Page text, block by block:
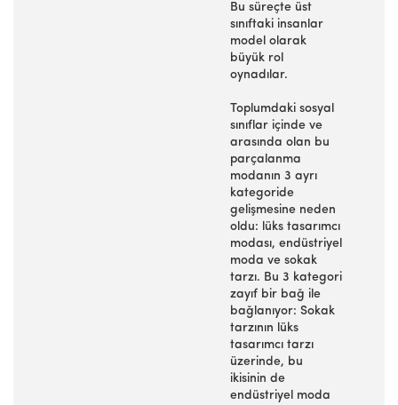
Bu süreçte üst
sınıftaki insanlar
model olarak
büyük rol
oynadılar.
Toplumdaki sosyal
sınıflar içinde ve
arasında olan bu
parçalanma
modanın 3 ayrı
kategoride
gelişmesine neden
oldu: lüks tasarımcı
modası, endüstriyel
moda ve sokak
tarzı. Bu 3 kategori
zayıf bir bağ ile
bağlanıyor: Sokak
tarzının lüks
tasarımcı tarzı
üzerinde, bu
ikisinin de
endüstriyel moda